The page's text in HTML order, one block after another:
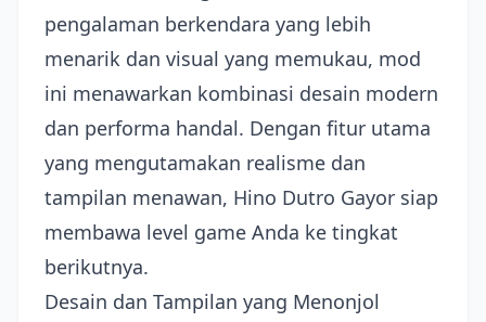
pengalaman berkendara yang lebih
menarik dan visual yang memukau, mod
ini menawarkan kombinasi desain modern
dan performa handal. Dengan fitur utama
yang mengutamakan realisme dan
tampilan menawan, Hino Dutro Gayor siap
membawa level game Anda ke tingkat
berikutnya.
Desain dan Tampilan yang Menonjol